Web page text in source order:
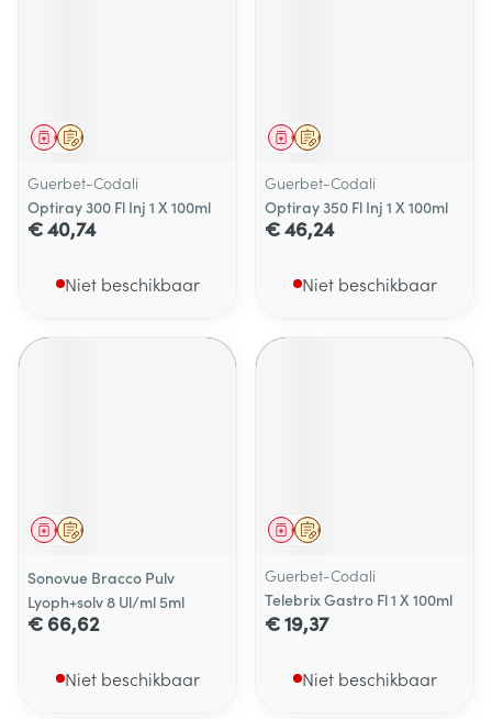
Op voorschrift
Geneesmiddel
Guerbet-Codali
Optiray 300 Fl Inj 1 X 100ml
€ 40,74
Niet beschikbaar
Op voorschrift
Geneesmiddel
Guerbet-Codali
Optiray 350 Fl Inj 1 X 100ml
€ 46,24
Niet beschikbaar
Op voorschrift
Geneesmiddel
Sonovue Bracco Pulv
Lyoph+solv 8 Ul/ml 5ml
€ 66,62
Niet beschikbaar
Op voorschrift
Geneesmiddel
Guerbet-Codali
Telebrix Gastro Fl 1 X 100ml
€ 19,37
Niet beschikbaar